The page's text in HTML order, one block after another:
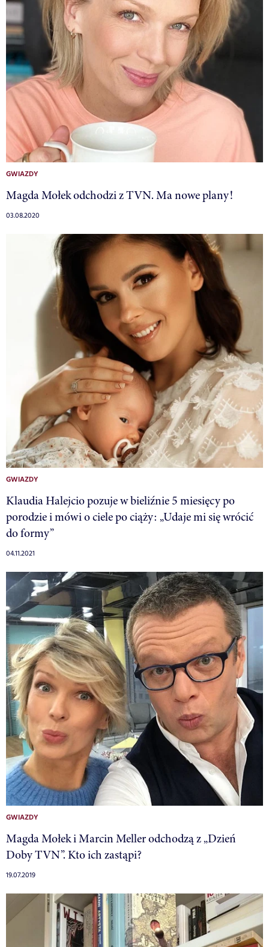
GWIAZDY
Magda Mołek odchodzi z TVN. Ma nowe plany!
03.08.2020
GWIAZDY
Klaudia Halejcio pozuje w bieliźnie 5 miesięcy po
porodzie i mówi o ciele po ciąży: „Udaje mi się wrócić
do formy”
04.11.2021
GWIAZDY
Magda Mołek i Marcin Meller odchodzą z „Dzień
Doby TVN”. Kto ich zastąpi?
19.07.2019